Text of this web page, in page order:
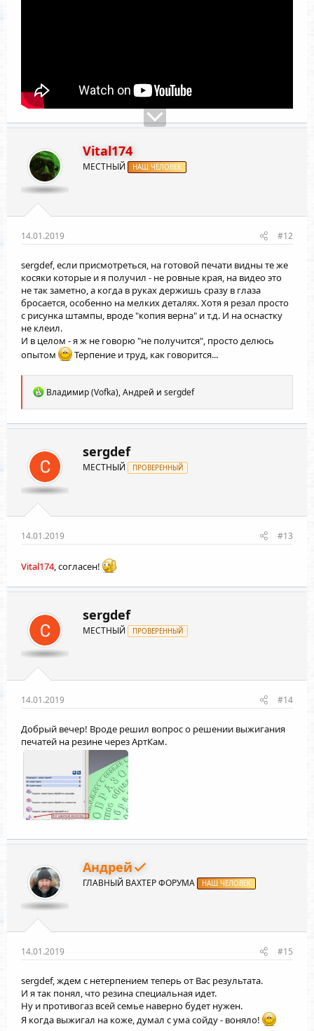
Vital174
МЕСТНЫЙ НАШ ЧЕЛОВЕК
14.01.2019 #12
sergdef, если присмотреться, на готовой печати видны те же
косяки которые и я получил - не ровные края, на видео это
не так заметно, а когда в руках держишь сразу в глаза
бросается, особенно на мелких деталях. Хотя я резал просто
с рисунка штампы, вроде "копия верна" и т.д. И на оснастку
не клеил.
И в целом - я ж не говорю "не получится", просто делюсь
опытом
Терпение и труд, как говорится...
Р
а
к
и
и
:
Владимир (Vofka),Андрей и sergdef
sergdef
МЕСТНЫЙ ПРОВЕРЕННЫЙ
14.01.2019 #13
Vital174, согласен!
sergdef
МЕСТНЫЙ ПРОВЕРЕННЫЙ
14.01.2019 #14
Добрый вечер! Вроде решил вопрос о решении выжигания
печатей на резине через АртКам.
Андрей
ГЛАВНЫЙ ВАХТЕР ФОРУМА НАШ ЧЕЛОВЕК
14.01.2019 #15
sergdef, ждем с нетерпением теперь от Вас результата.
И я так понял, что резина специальная идет.
Ну и противогаз всей семье наверно будет нужен.
Я когда выжигал на коже, думал с ума сойду - воняло!